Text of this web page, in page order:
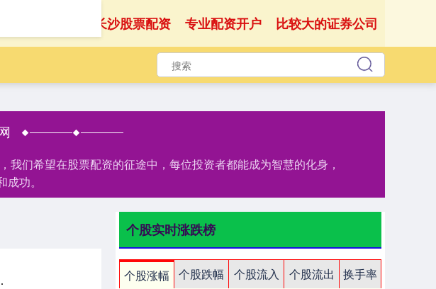
长沙股票配资 专业配资开户 比较大的证券公司
们希望在股票配资的征途中，每位投资者都能成为智慧的化身，
功。
生产配额
个股实时涨跌榜
个股涨幅 个股跌幅 个股流入 个股流出
换手率